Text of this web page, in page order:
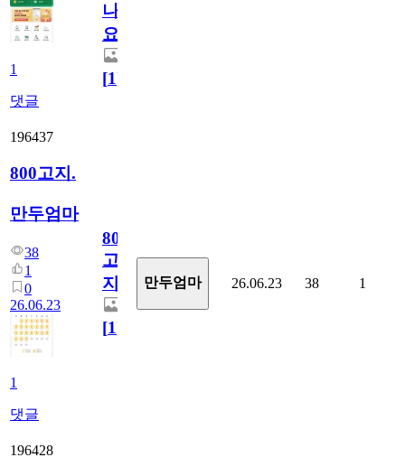
1
댓글
나
요)
[1]
196437
800고지.
만두엄마
38
1
0
26.06.23
1
댓글
800
고
지.
[1]
만두엄마 26.06.23 38 1
196428